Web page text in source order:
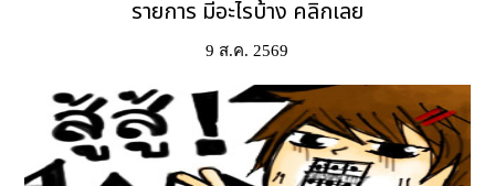
รายการ มีอะไรบ้าง คลิกเลย
9 ส.ค. 2569